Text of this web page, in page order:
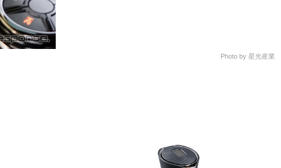
カーメーカー「旧車」関連プロジェクト
プロショップ検索
Photo by 星光産業